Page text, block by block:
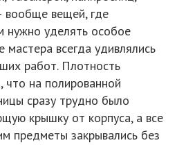
вообще вещей, где
нужно уделять особое
мастера всегда удивлялись
работ. Плотность
что на полированной
сразу трудно было
крышку от корпуса, а все
предметы закрывались без